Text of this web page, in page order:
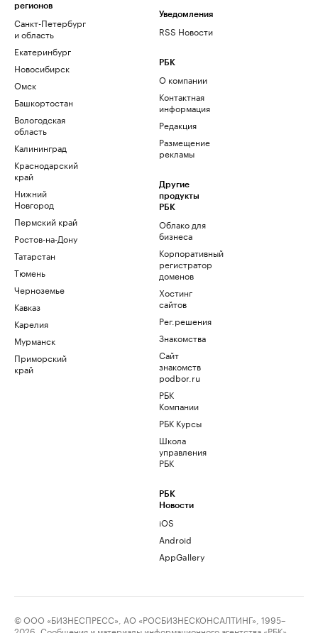
регионов
Санкт-Петербург
и область
Екатеринбург
Новосибирск
Омск
Башкортостан
Вологодская
область
Калининград
Краснодарский
край
Нижний
Новгород
Пермский край
Ростов-на-Дону
Татарстан
Тюмень
Черноземье
Кавказ
Карелия
Мурманск
Приморский
край
Уведомления
RSS Новости
РБК
О компании
Контактная
информация
Редакция
Размещение
рекламы
Другие
продукты
РБК
Облако для
бизнеса
Корпоративный
регистратор
доменов
Хостинг
сайтов
Рег.решения
Знакомства
Сайт
знакомств
podbor.ru
РБК
Компании
РБК Курсы
Школа
управления
РБК
РБК
Новости
iOS
Android
AppGallery
© ООО «БИЗНЕСПРЕСС», АО «РОСБИЗНЕСКОНСАЛТИНГ», 1995–